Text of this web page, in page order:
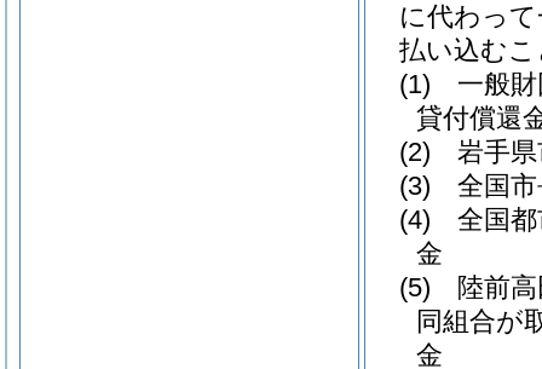
に代わっ
払い込む
(1)
一般
貸付償還
(2)
岩手
(3)
全国
(4)
全国
金
(5)
陸前
同組合が
金